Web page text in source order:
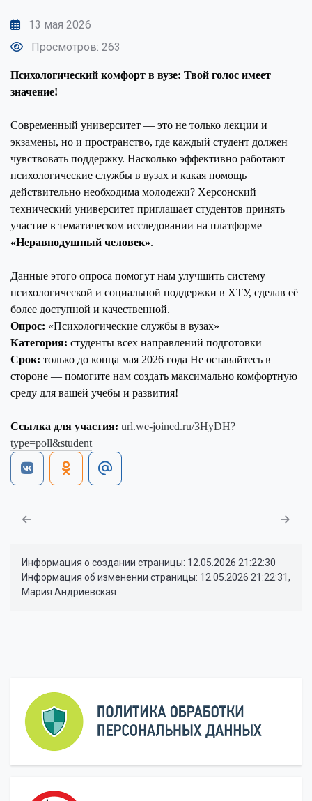
13 мая 2026
Просмотров: 263
Психологический комфорт в вузе: Твой голос имеет
значение!
Современный университет — это не только лекции и
экзамены, но и пространство, где каждый студент должен
чувствовать поддержку. Насколько эффективно работают
психологические службы в вузах и какая помощь
действительно необходима молодежи? Херсонский
технический университет приглашает студентов принять
участие в тематическом исследовании на платформе
«Неравнодушный человек».
Данные этого опроса помогут нам улучшить систему
психологической и социальной поддержки в ХТУ, сделав её
более доступной и качественной.
Опрос: «Психологические службы в вузах»
Категория: студенты всех направлений подготовки
Срок: только до конца мая 2026 года Не оставайтесь в
стороне — помогите нам создать максимально комфортную
среду для вашей учебы и развития!
Ссылка для участия: url.we-joined.ru/3HyDH?
type=poll&student
Информация о создании страницы: 12.05.2026 21:22:30
Информация об изменении страницы: 12.05.2026 21:22:31,
Мария Андриевская